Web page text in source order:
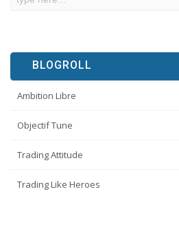
BLOGROLL
Ambition Libre
Objectif Tune
Trading Attitude
Trading Like Heroes